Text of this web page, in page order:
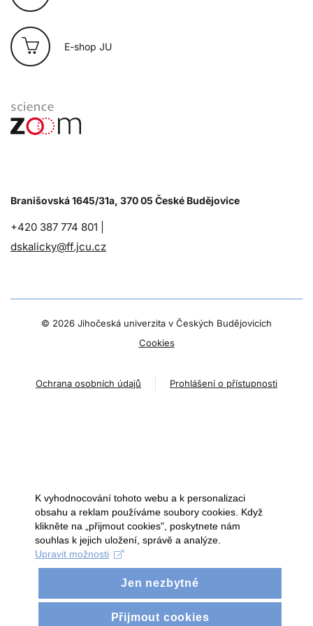
E-shop JU
Branišovská 1645/31a, 370 05 České Budějovice
+420 387 774 801 |
dskalicky@ff.jcu.cz
© 2026 Jihočeská univerzita v Českých Budějovicích
Cookies
Ochrana osobních údajů Prohlášení o přístupnosti
K vyhodnocování tohoto webu a k personalizaci
obsahu a reklam používáme soubory cookies. Když
klikněte na „přijmout cookies", poskytnete nám
souhlas k jejich uložení, správě a analýze.
Upravit možnosti
Jen nezbytné
Přijmout cookies